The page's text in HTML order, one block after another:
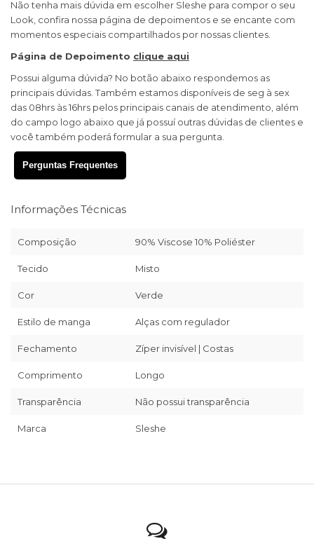
Não tenha mais dúvida em escolher Sleshe para compor o seu
Look, confira nossa página de depoimentos e se encante com
momentos especiais compartilhados por nossas clientes.
Página de Depoimento clique aqui
Possui alguma dúvida? No botão abaixo respondemos as
principais dúvidas. Também estamos disponíveis de seg à sex
das 08hrs às 16hrs pelos principais canais de atendimento, além
do campo logo abaixo que já possuí outras dúvidas de clientes e
você também poderá formular a sua pergunta.
Perguntas Frequentes
Informações Técnicas
Composição 90% Viscose 10% Poliéster
Tecido Misto
Cor Verde
Estilo de manga Alças com regulador
Fechamento Zíper invisível | Costas
Comprimento Longo
Transparência Não possui transparência
Marca Sleshe